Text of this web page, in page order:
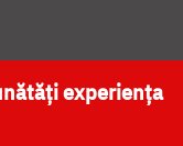
NAȚIONALĂ
experiența